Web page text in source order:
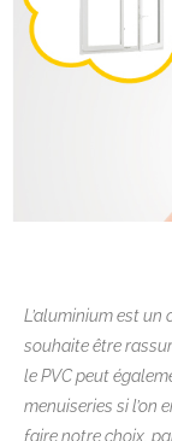
L’aluminium est un
souhaite être
le PVC peut
menuiseries si l’on
faire notre choix,